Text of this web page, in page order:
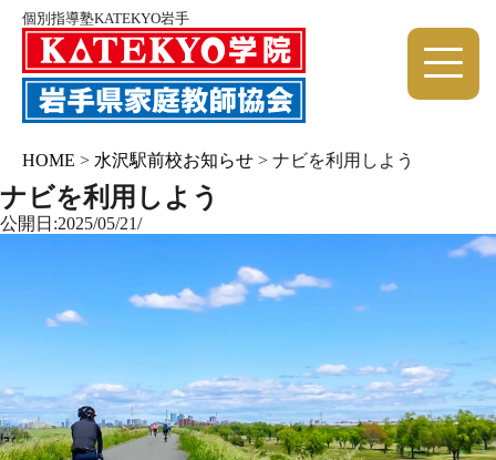
個別指導塾KATEKYO岩手
HOME > 水沢駅前校お知らせ > ナビを利用しよう
ナビを利用しよう
公開日:2025/05/21/